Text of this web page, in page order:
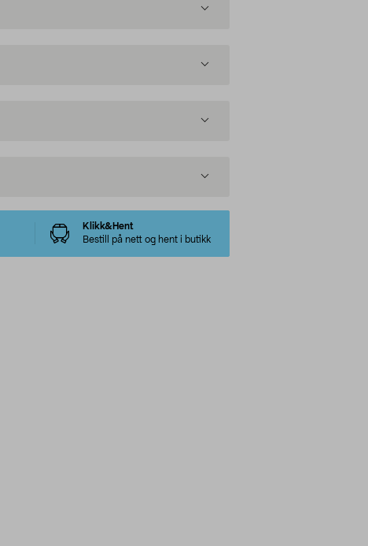
Klikk&Hent
Bestill på nett og hent i butikk